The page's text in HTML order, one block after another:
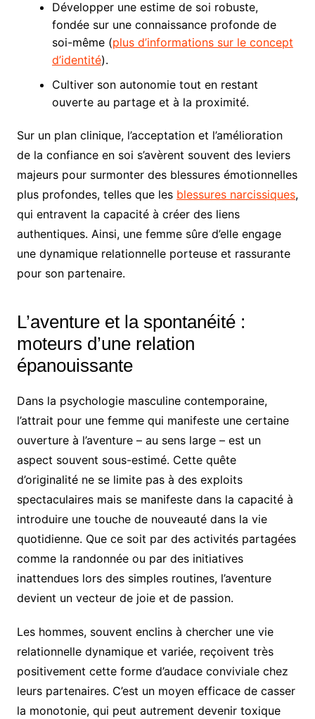
Développer une estime de soi robuste,
fondée sur une connaissance profonde de
soi-même (plus d’informations sur le concept
d’identité).
Cultiver son autonomie tout en restant
ouverte au partage et à la proximité.
Sur un plan clinique, l’acceptation et l’amélioration
de la confiance en soi s’avèrent souvent des leviers
majeurs pour surmonter des blessures émotionnelles
plus profondes, telles que les blessures narcissiques,
qui entravent la capacité à créer des liens
authentiques. Ainsi, une femme sûre d’elle engage
une dynamique relationnelle porteuse et rassurante
pour son partenaire.
L’aventure et la spontanéité :
moteurs d’une relation
épanouissante
Dans la psychologie masculine contemporaine,
l’attrait pour une femme qui manifeste une certaine
ouverture à l’aventure – au sens large – est un
aspect souvent sous-estimé. Cette quête
d’originalité ne se limite pas à des exploits
spectaculaires mais se manifeste dans la capacité à
introduire une touche de nouveauté dans la vie
quotidienne. Que ce soit par des activités partagées
comme la randonnée ou par des initiatives
inattendues lors des simples routines, l’aventure
devient un vecteur de joie et de passion.
Les hommes, souvent enclins à chercher une vie
relationnelle dynamique et variée, reçoivent très
positivement cette forme d’audace conviviale chez
leurs partenaires. C’est un moyen efficace de casser
la monotonie, qui peut autrement devenir toxique